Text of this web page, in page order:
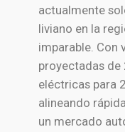
actualmente
liviano en la
imparable. Con
proyectadas de
eléctricas para
alineando
un mercado